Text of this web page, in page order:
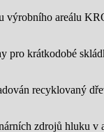
areálu
krátkodobé
recyklovaný
zdrojů hluku